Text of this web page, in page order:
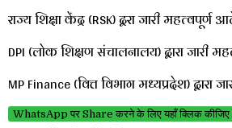
राज्य शिक्षा केंद्र (RSK) द्वरा जारी महत्वपूर्ण
DPI (लोक शिक्षण संचालनालय) द्वारा जारी
MP Finance (वित्त विभाग मध्यप्रदेश) द्वारा
WhatsApp पर Share करने के लिए यहाँ क्लिक कीजिए